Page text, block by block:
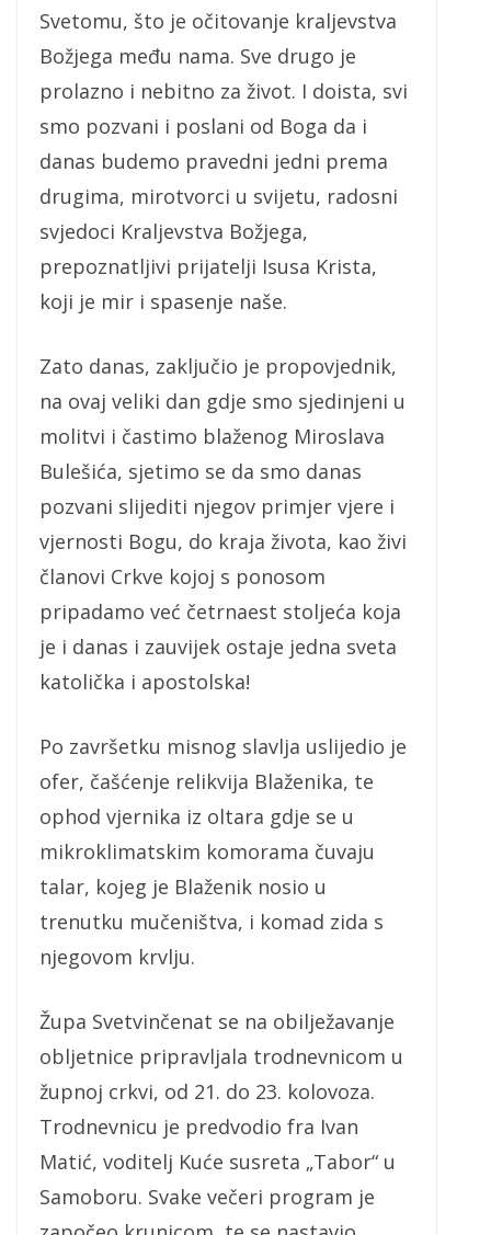
Svetomu, što je očitovanje kraljevstva
Božjega među nama. Sve drugo je
prolazno i nebitno za život. I doista, svi
smo pozvani i poslani od Boga da i
danas budemo pravedni jedni prema
drugima, mirotvorci u svijetu, radosni
svjedoci Kraljevstva Božjega,
prepoznatljivi prijatelji Isusa Krista,
koji je mir i spasenje naše.
Zato danas, zaključio je propovjednik,
na ovaj veliki dan gdje smo sjedinjeni u
molitvi i častimo blaženog Miroslava
Bulešića, sjetimo se da smo danas
pozvani slijediti njegov primjer vjere i
vjernosti Bogu, do kraja života, kao živi
članovi Crkve kojoj s ponosom
pripadamo već četrnaest stoljeća koja
je i danas i zauvijek ostaje jedna sveta
katolička i apostolska!
Po završetku misnog slavlja uslijedio je
ofer, čašćenje relikvija Blaženika, te
ophod vjernika iz oltara gdje se u
mikroklimatskim komorama čuvaju
talar, kojeg je Blaženik nosio u
trenutku mučeništva, i komad zida s
njegovom krvlju.
Župa Svetvinčenat se na obilježavanje
obljetnice pripravljala trodnevnicom u
župnoj crkvi, od 21. do 23. kolovoza.
Trodnevnicu je predvodio fra Ivan
Matić, voditelj Kuće susreta „Tabor“ u
Samoboru. Svake večeri program je